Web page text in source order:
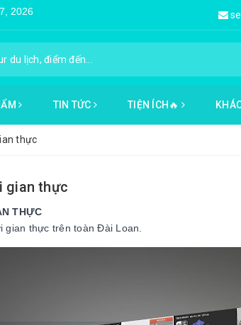
TIN TỨC TIỆN ÍCH🔥
thực
gian thực
THỰC
thực trên toàn Đài Loan.